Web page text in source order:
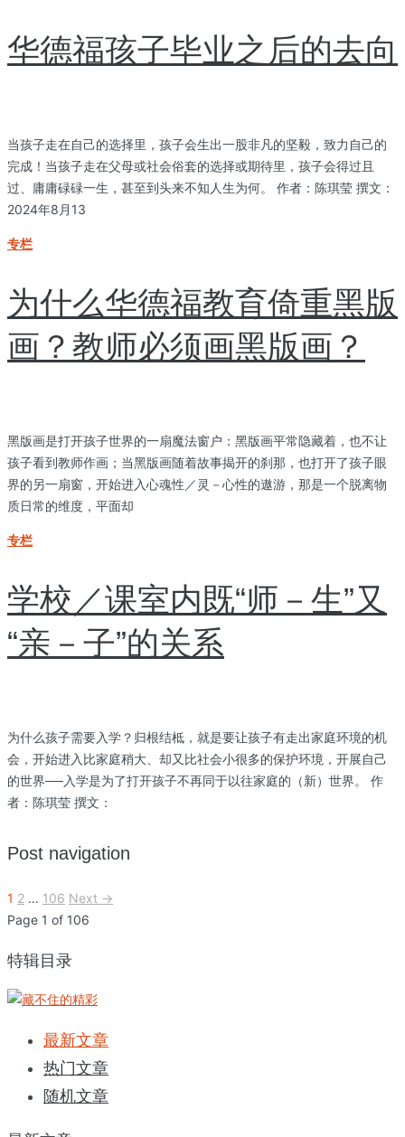
华德福孩子毕业之后的去向
当孩子走在自己的选择里，孩子会生出一股非凡的坚毅，致力自己的
完成！当孩子走在父母或社会俗套的选择或期待里，孩子会得过且
过、庸庸碌碌一生，甚至到头来不知人生为何。 作者：陈琪莹 撰文：
2024年8月13
专栏
为什么华德福教育倚重黑版
画？教师必须画黑版画？
黑版画是打开孩子世界的一扇魔法窗户：黑版画平常隐藏着，也不让
孩子看到教师作画；当黑版画随着故事揭开的刹那，也打开了孩子眼
界的另一扇窗，开始进入心魂性／灵－心性的遨游，那是一个脱离物
质日常的维度，平面却
专栏
学校／课室内既“师－生”又
“亲－子”的关系
为什么孩子需要入学？归根结柢，就是要让孩子有走出家庭环境的机
会，开始进入比家庭稍大、却又比社会小很多的保护环境，开展自己
的世界──入学是为了打开孩子不再同于以往家庭的（新）世界。 作
者：陈琪莹 撰文：
Post navigation
1 2 … 106 Next →
Page 1 of 106
特辑目录
最新文章
热门文章
随机文章